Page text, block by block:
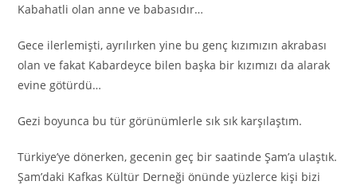
Kabahatli olan anne ve babasıdır…
Gece ilerlemişti, ayrılırken yine bu genç kızımızın akrabası
olan ve fakat Kabardeyce bilen başka bir kızımızı da alarak
evine götürdü…
Gezi boyunca bu tür görünümlerle sık sık karşılaştım.
Türkiye’ye dönerken, gecenin geç bir saatinde Şam’a ulaştık.
Şam’daki Kafkas Kültür Derneği önünde yüzlerce kişi bizi